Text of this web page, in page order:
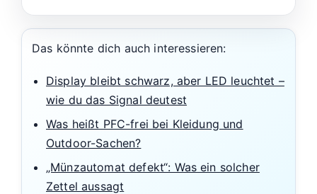
Das könnte dich auch interessieren:
Display bleibt schwarz, aber LED leuchtet –
wie du das Signal deutest
Was heißt PFC-frei bei Kleidung und
Outdoor-Sachen?
„Münzautomat defekt“: Was ein solcher
Zettel aussagt